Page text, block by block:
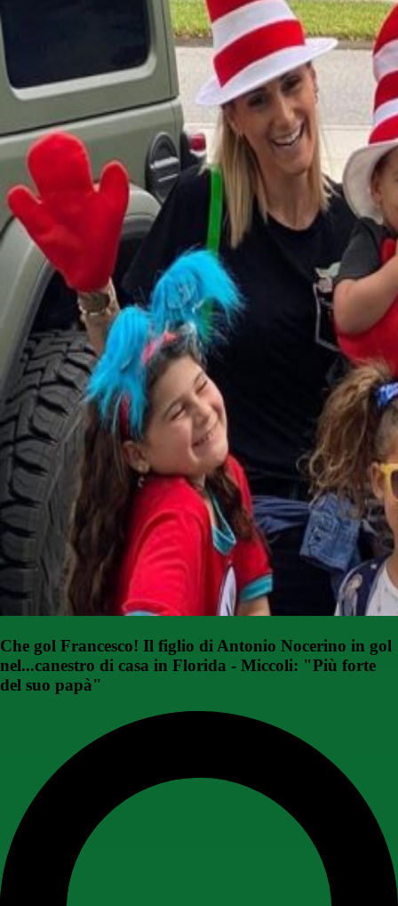
Che gol Francesco! Il figlio di Antonio Nocerino in gol
nel...canestro di casa in Florida - Miccoli: "Più forte
del suo papà"